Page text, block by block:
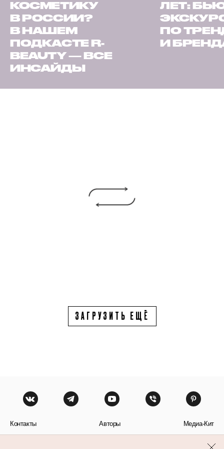
КОСМЕТИКУ
В РОССИИ?
В НАШЕМ
ПОДКАСТЕ R-
BEAUTY — ВСЕ
ИНСАЙДЫ
ЛЕТ:
ПО
И
ЗАГРУЗИТЬ ЕЩЁ
Контакты Авторы Медиа-Кит